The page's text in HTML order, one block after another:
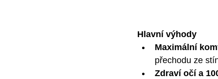
Hlavní výhody
Maximální
přechodu ze
Zdraví očí a